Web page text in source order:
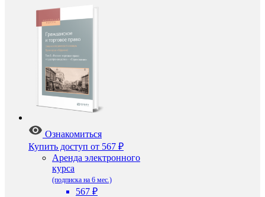
Ознакомиться
Купить доступ от 567 ₽
Аренда электронного
курса
(подписка на 6 мес.)
567 ₽